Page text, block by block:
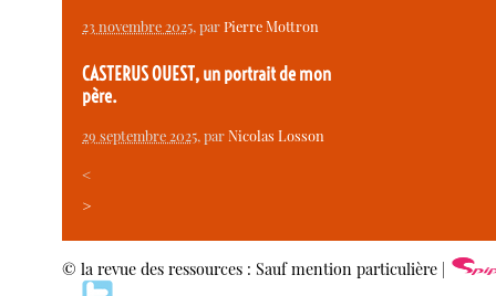
23 novembre 2025, parPierre Mottron
CASTERUS OUEST, un portrait de mon
père.
29 septembre 2025, parNicolas Losson
<
>
© la revue des ressources : Sauf mention particulière |